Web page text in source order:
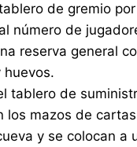
de gremio
número de
reserva general
huevos.
tablero de
los mazos de
y se colocan a